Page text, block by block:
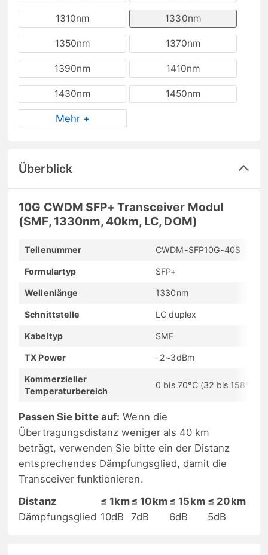
1310nm 1330nm
1350nm 1370nm
1390nm 1410nm
1430nm 1450nm
Mehr +
Überblick
10G CWDM SFP+ Transceiver Modul
(SMF, 1330nm, 40km, LC, DOM)
Teilenummer CWDM-SFP10G-40S
Formulartyp SFP+
Wellenlänge 1330nm
Schnittstelle LC duplex
Kabeltyp SMF
TX Power -2~3dBm
Kommerzieller
Temperaturbereich
0 bis 70°C (32 bis 158°F)
Passen Sie bitte auf: Wenn die
Übertragungsdistanz weniger als 40 km
beträgt, verwenden Sie bitte ein der Distanz
entsprechendes Dämpfungsglied, damit die
Transceiver funktionieren.
Distanz
≤ 1km≤ 10km ≤ 15km ≤ 20km
Dämpfungsglied 10dB 7dB 6dB 5dB